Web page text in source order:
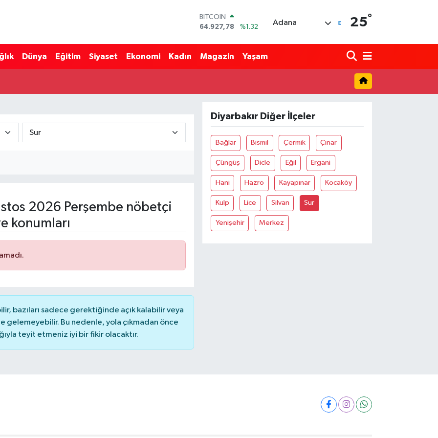
BITCOIN
64.927,78
%1.32
EURO
GRAM ALTIN
BİST100
13.703
%11
Adana 25°
Dünya Eğitim Siyaset Ekonomi Kadın Magazin Yaşam
2026 Perşembe nöbetçi
konumları
bazıları sadece gerektiğinde açık kalabilir veya
Bu nedenle, yola çıkmadan önce
teyit etmeniz iyi bir fikir olacaktır.
Diyarbakır Diğer İlçeler
Bağlar Bismil Çermik Çınar
Çüngüş Dicle Eğil Ergani
Hani Hazro Kayapınar Kocaköy
Kulp Lice Silvan Sur
Yenişehir Merkez